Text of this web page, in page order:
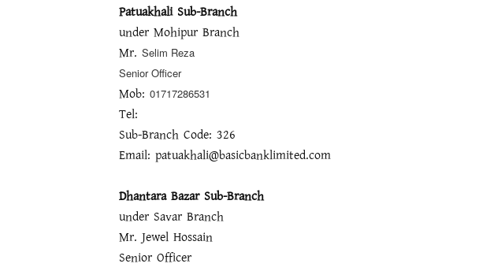
Patuakhali Sub-Branch
under Mohipur Branch
Mr. Selim Reza
Senior Officer
Mob: 01717286531
Tel:
Sub-Branch Code: 326
Email: patuakhali@basicbanklimited.com
Dhantara Bazar Sub-Branch
under Savar Branch
Mr. Jewel Hossain
Senior Officer